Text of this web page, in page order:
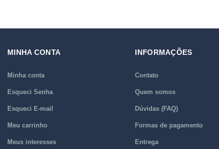
MINHA CONTA
Minha conta
Esqueci Senha
Esqueci E-mail
Meu carrinho
Meus interesses
INFORMAÇÕES
Contato
Quem somos
Dúvidas (FAQ)
Formas de pagamento
Entrega